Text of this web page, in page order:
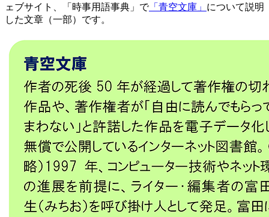
ェブサイト、「時事用語事典」で「青空文庫」 について説明
した文章（一部）です。